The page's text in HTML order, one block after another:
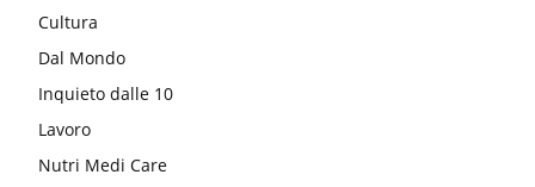
Cultura
Dal Mondo
Inquieto dalle 10
Lavoro
Nutri Medi Care